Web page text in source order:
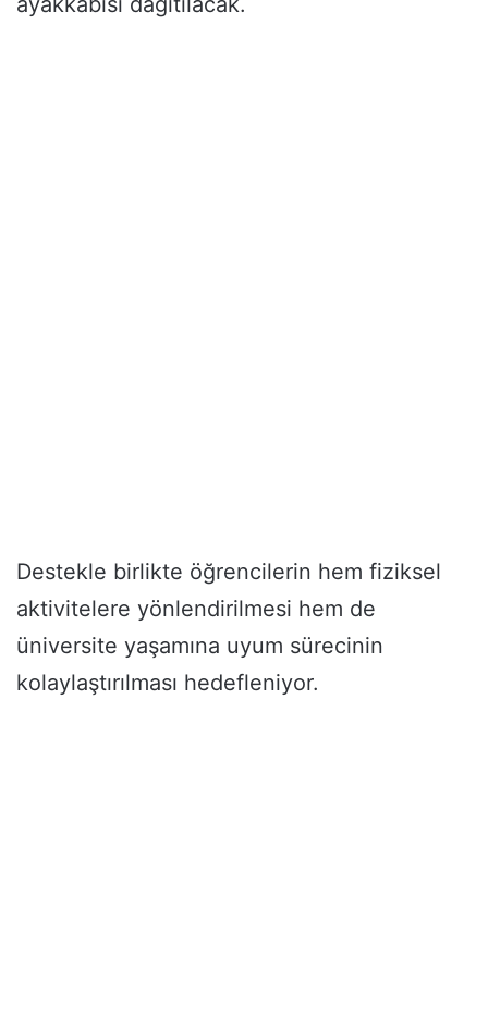
Destekle birlikte öğrencilerin hem fiziksel
aktivitelere yönlendirilmesi hem de
üniversite yaşamına uyum sürecinin
kolaylaştırılması hedefleniyor.